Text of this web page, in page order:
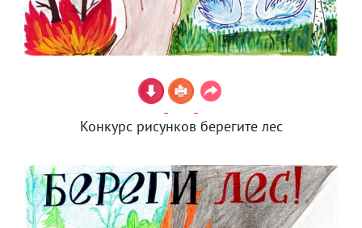
Конкурс рисунков берегите лес